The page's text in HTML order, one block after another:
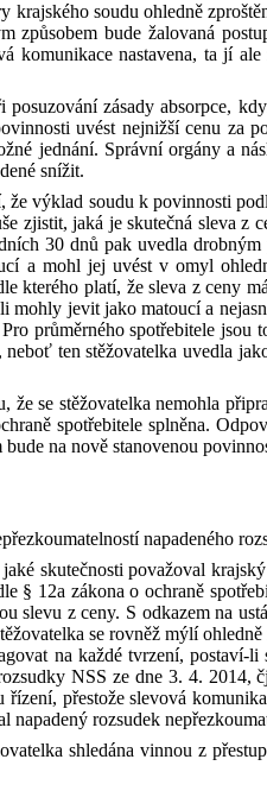
krajského soudu ohledně
způsobem bude žalovaná
komunikace nastavena, ta jí
zásady absorpce,
uvést nejnižší cenu za
jednání. Správní orgány a
snížit.
že výklad soudu k povinnosti
zjistit, jaká je skutečná sleva z
30 dnů pak uvedla drobným
a mohl jej uvést v omyl
kterého platí, že sleva z ceny
mohly jevit jako matoucía
průměrného spotřebitele
ten stěžovatelka uvedla
že se stěžovatelka nemohla
spotřebitele splněna.
na nově stanovenou
napadeného
skutečnosti považoval
§ 12a zákonao ochraně
slevu z ceny. S odkazem na
se rovněž mýlí
na každé tvrzení, postaví‑li
NSS ze dne 3. 4. 2014,
přestože slevová
napadený rozsudek
shledána vinnou z